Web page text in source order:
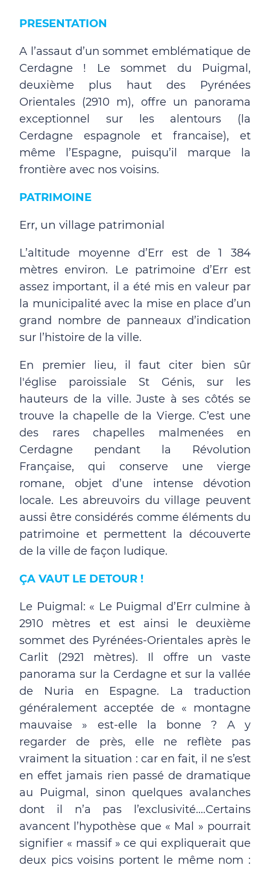
PRESENTATION
A l’assaut d’un sommet emblématique de
Cerdagne ! Le sommet du Puigmal,
deuxième plus haut des Pyrénées
Orientales (2910 m), offre un panorama
exceptionnel sur les alentours (la
Cerdagne espagnole et francaise), et
même l’Espagne, puisqu’il marque la
frontière avec nos voisins.
PATRIMOINE
Err, un village patrimonial
L’altitude moyenne d’Err est de 1 384
mètres environ. Le patrimoine d’Err est
assez important, il a été mis en valeur par
la municipalité avec la mise en place d’un
grand nombre de panneaux d’indication
sur l’histoire de la ville.
En premier lieu, il faut citer bien sûr
l'église paroissiale St Génis, sur les
hauteurs de la ville. Juste à ses côtés se
trouve la chapelle de la Vierge. C’est une
des rares chapelles malmenées en
Cerdagne pendant la Révolution
Française, qui conserve une vierge
romane, objet d’une intense dévotion
locale. Les abreuvoirs du village peuvent
aussi être considérés comme éléments du
patrimoine et permettent la découverte
de la ville de façon ludique.
ÇA VAUT LE DETOUR !
Le Puigmal: « Le Puigmal d’Err culmine à
2910 mètres et est ainsi le deuxième
sommet des Pyrénées-Orientales après le
Carlit (2921 mètres). Il offre un vaste
panorama sur la Cerdagne et sur la vallée
de Nuria en Espagne. La traduction
généralement acceptée de « montagne
mauvaise » est-elle la bonne ? A y
regarder de près, elle ne reflète pas
vraiment la situation : car en fait, il ne s’est
en effet jamais rien passé de dramatique
au Puigmal, sinon quelques avalanches
dont il n’a pas l’exclusivité....Certains
avancent l’hypothèse que « Mal » pourrait
signifier « massif » ce qui expliquerait que
deux pics voisins portent le même nom :